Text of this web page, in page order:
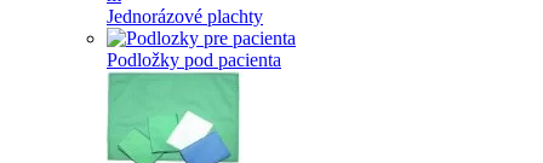
Jednorázové plachty
Podložky pod pacienta